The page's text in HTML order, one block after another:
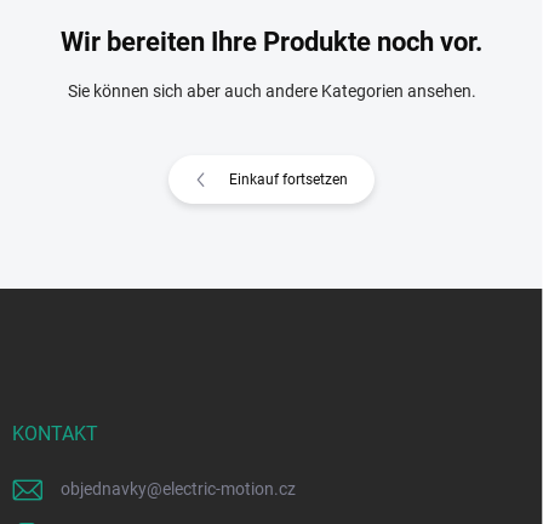
Wir bereiten Ihre Produkte noch vor.
Sie können sich aber auch andere Kategorien ansehen.
Einkauf fortsetzen
KONTAKT
objednavky@electric-motion.cz